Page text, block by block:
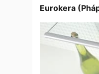
Eurokera